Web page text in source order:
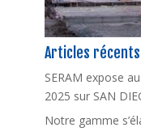
Articles récents
SERAM expose
2025 sur SAN
Notre gamme